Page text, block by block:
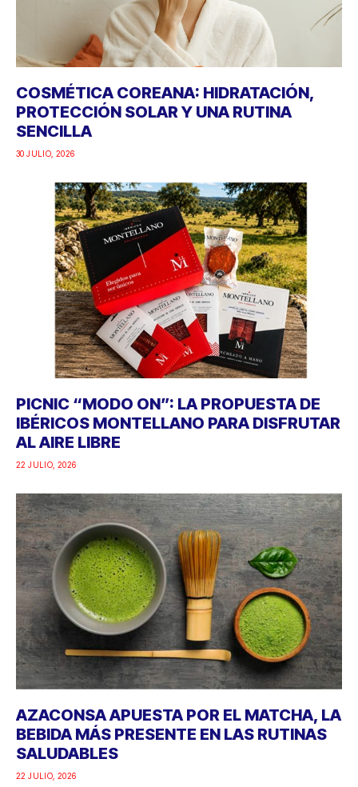
COSMÉTICA COREANA: HIDRATACIÓN,
PROTECCIÓN SOLAR Y UNA RUTINA
SENCILLA
30 JULIO, 2026
PICNIC “MODO ON”: LA PROPUESTA DE
IBÉRICOS MONTELLANO PARA DISFRUTAR
AL AIRE LIBRE
22 JULIO, 2026
AZACONSA APUESTA POR EL MATCHA, LA
BEBIDA MÁS PRESENTE EN LAS RUTINAS
SALUDABLES
22 JULIO, 2026